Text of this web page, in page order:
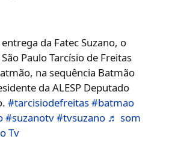
da Fatec Suzano, o
Paulo Tarcísio de Freitas
na sequência Batmão
da ALESP Deputado
#tarcisiodefreitas#batmao
#suzanotv#tvsuzano ♬ som
Tv